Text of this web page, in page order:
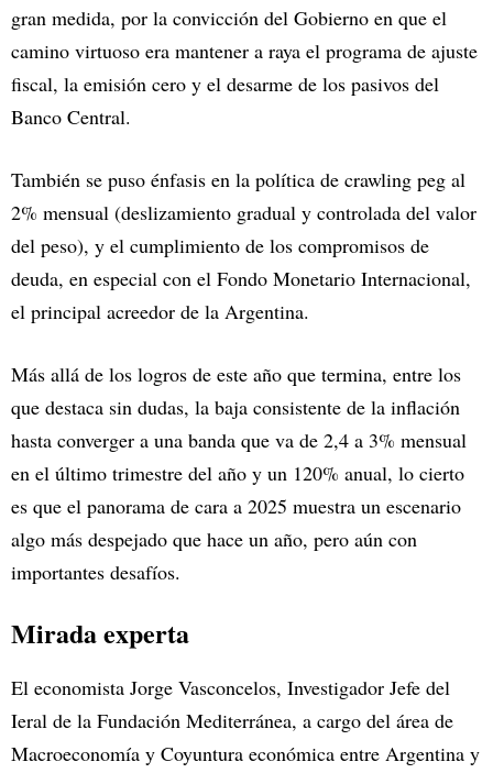
gran medida, por la convicción del Gobierno en que el
camino virtuoso era mantener a raya el programa de ajuste
fiscal, la emisión cero y el desarme de los pasivos del
Banco Central.
También se puso énfasis en la política de crawling peg al
2% mensual (deslizamiento gradual y controlada del valor
del peso), y el cumplimiento de los compromisos de
deuda, en especial con el Fondo Monetario Internacional,
el principal acreedor de la Argentina.
Más allá de los logros de este año que termina, entre los
que destaca sin dudas, la baja consistente de la inflación
hasta converger a una banda que va de 2,4 a 3% mensual
en el último trimestre del año y un 120% anual, lo cierto
es que el panorama de cara a 2025 muestra un escenario
algo más despejado que hace un año, pero aún con
importantes desafíos.
Mirada experta
El economista Jorge Vasconcelos, Investigador Jefe del
Ieral de la Fundación Mediterránea, a cargo del área de
Macroeconomía y Coyuntura económica entre Argentina y